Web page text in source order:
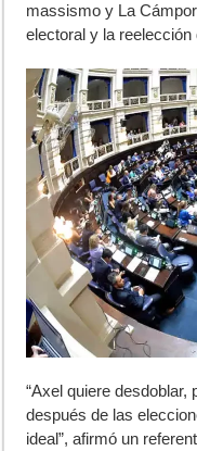
massismo y La
electoral y la reelección
“Axel quiere
después de las
ideal”, afirmó un